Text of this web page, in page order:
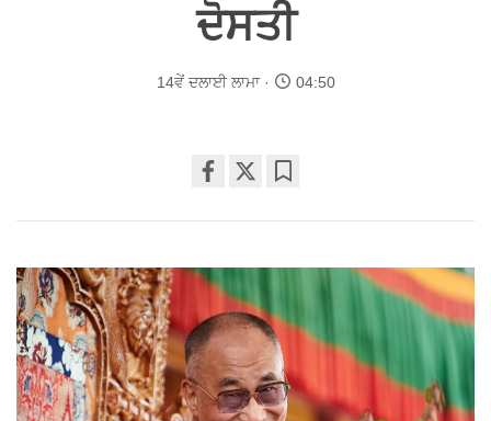
ਦੋਸਤੀ
14ਵੇਂ ਦਲਾਈ ਲਾਮਾ 04:50
on